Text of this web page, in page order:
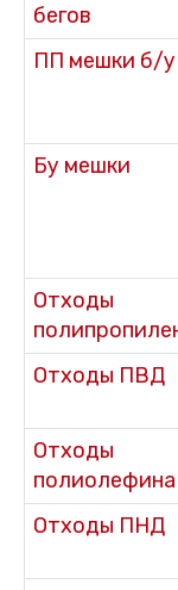
бегов
ПП мешки б/у
Бу мешки
Отходы
Отходы ПВД
Отходы
полиолефина
Отходы ПНД